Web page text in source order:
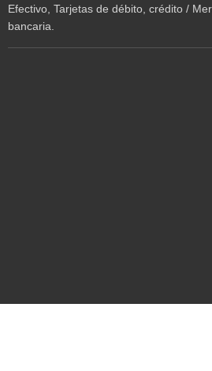
Efectivo, Tarjetas de débito, crédito /
bancaria.